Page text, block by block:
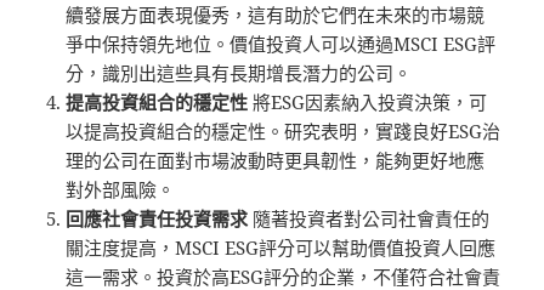
續發展方面表現優秀，這有助於它們在未來的市場競
爭中保持領先地位。價值投資人可以通過MSCI ESG評
分，識別出這些具有長期增長潛力的公司。
提高投資組合的穩定性 將ESG因素納入投資決策，可
以提高投資組合的穩定性。研究表明，實踐良好ESG治
理的公司在面對市場波動時更具韌性，能夠更好地應
對外部風險。
回應社會責任投資需求 隨著投資者對公司社會責任的
關注度提高，MSCI ESG評分可以幫助價值投資人回應
這一需求。投資於高ESG評分的企業，不僅符合社會責